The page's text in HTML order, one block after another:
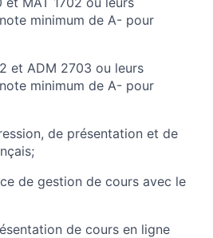
minimum de A- pour
et ADM 2703 ou leurs
minimum de A- pour
de présentation et de
de gestion de cours avec le
de cours en ligne